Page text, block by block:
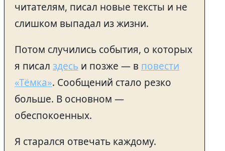
читателям, писал новые тексты и не
слишком выпадал из жизни.
Потом случились события, о которых
я писал здесь и позже — в повести
«Тёмка». Сообщений стало резко
больше. В основном —
обеспокоенных.
Я старался отвечать каждому.